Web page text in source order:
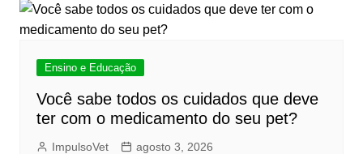
Ensino e Educação
Você sabe todos os cuidados que deve
ter com o medicamento do seu pet?
ImpulsoVet agosto 3, 2026